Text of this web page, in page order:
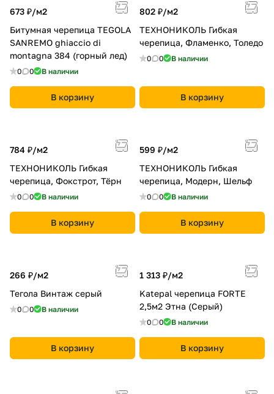
673 ₽/м2
Битумная черепица TEGOLA
SANREMO ghiaccio di
montagna 384 (горный лед)
0 0 В наличии
В корзину
802 ₽/м2
ТЕХНОНИКОЛЬ Гибкая
черепица, Фламенко, Толедо
0 0 В наличии
В корзину
784 ₽/м2
ТЕХНОНИКОЛЬ Гибкая
черепица, Фокстрот, Тёрн
0 0 В наличии
В корзину
599 ₽/м2
ТЕХНОНИКОЛЬ Гибкая
черепица, Модерн, Шельф
0 0 В наличии
В корзину
266 ₽/м2
Тегола Винтаж серый
0 0 В наличии
В корзину
1 313 ₽/м2
Katepal черепица FORTE
2,5м2 Этна (Серый)
0 0 В наличии
В корзину